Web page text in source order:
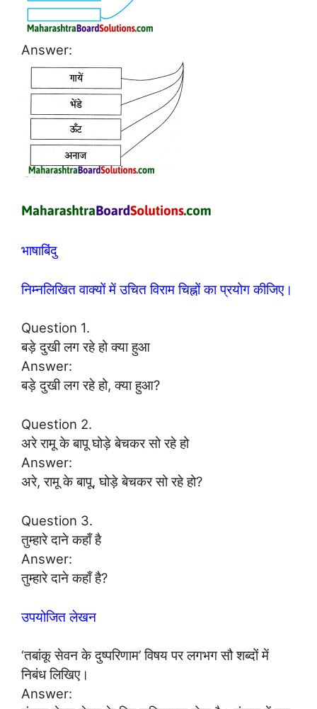
Answer:
भाषाबिंदु
निम्नलिखित वाक्यों में उचित विराम चिह्नों का प्रयोग कीजिए।
Question 1.
बड़े दुखी लग रहे हो क्या हुआ
Answer:
बड़े दुखी लग रहे हो, क्या हुआ?
Question 2.
अरे रामू के बापू घोड़े बेचकर सो रहे हो
Answer:
अरे, रामू के बापू, घोड़े बेचकर सो रहे हो?
Question 3.
तुम्हारे दाने कहाँ है
Answer:
तुम्हारे दाने कहाँ है?
उपयोजित लेखन
‘तबांकू सेवन के दुष्परिणाम’ विषय पर लगभग सौ शब्दों में
निबंध लिखिए।
Answer: